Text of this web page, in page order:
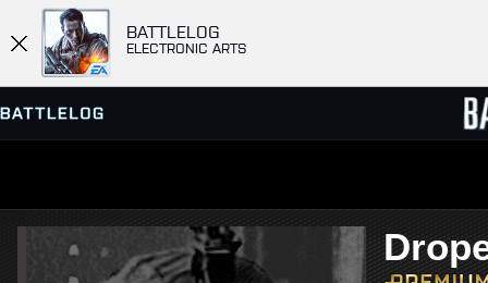
BATTLELOG
ELECTRONIC ARTS
SERVEURS
PARTIES